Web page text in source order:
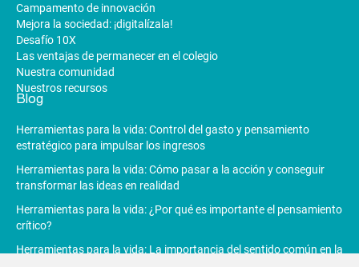
Campamento de innovación
Mejora la sociedad: ¡digitalízala!
Desafío 10X
Las ventajas de permanecer en el colegio
Nuestra comunidad
Nuestros recursos
Blog
Herramientas para la vida: Control del gasto y pensamiento
estratégico para impulsar los ingresos
Herramientas para la vida: Cómo pasar a la acción y conseguir
transformar las ideas en realidad
Herramientas para la vida: ¿Por qué es importante el pensamiento
crítico?
Herramientas para la vida: La importancia del sentido común en la